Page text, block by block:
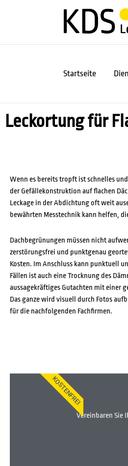
Startseite
Leckortung für
Wenn es bereits tropft ist schnelles
der Gefällekonstruktion auf flachen
Leckage in der Abdichtung oft weit
bewährten Messtechnik kann helfen,
Dachbegrünungen müssen nicht
zerstörungsfrei und punktgenau
Kosten. Im Anschluss kann punktuell
Fällen ist auch eine Trocknung des
aussagekräftiges Gutachten mit einer
Das ganze wird visuell durch Fotos
für die nachfolgenden Fachfirmen.
Vereinbaren Sie
KOSTENFREI